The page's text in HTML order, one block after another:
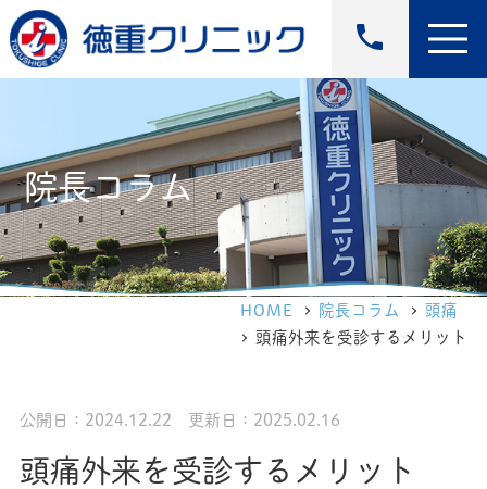
phone
院長コラム
HOME 院長コラム
頭痛
頭痛外来を受診するメリット
公開日：2024.12.22 更新日：2025.02.16
頭痛外来を受診するメリット